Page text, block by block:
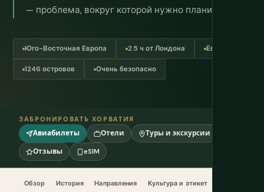
— проблема, вокруг которой нужно планировать.
Юго-Восточная Европа 2.5 ч от Лондона Евро (€)
1246 островов Очень безопасно
ЗАБРОНИРОВАТЬ ХОРВАТИЯ
Авиабилеты Отели
Туры и экскурсии
Отзывы
eSIM
Обзор История Направления Культура и этикет